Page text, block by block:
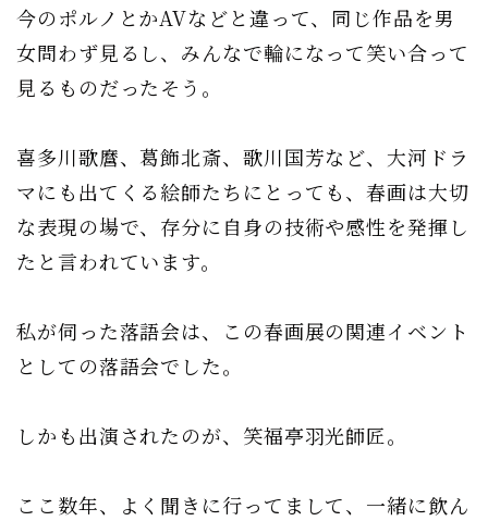
今のポルノとかAVなどと違って、同じ作品を男
女問わず見るし、みんなで輪になって笑い合って
見るものだったそう。
喜多川歌麿、葛飾北斎、歌川国芳など、大河ドラ
マにも出てくる絵師たちにとっても、春画は大切
な表現の場で、存分に自身の技術や感性を発揮し
たと言われています。
私が伺った落語会は、この春画展の関連イベント
としての落語会でした。
しかも出演されたのが、笑福亭羽光師匠。
ここ数年、よく聞きに行ってまして、一緒に飲ん